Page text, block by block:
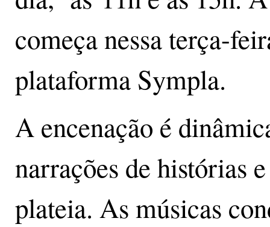
começa nessa terça-
plataforma Sympla.
A encenação é
narrações de histórias
plateia. As músicas